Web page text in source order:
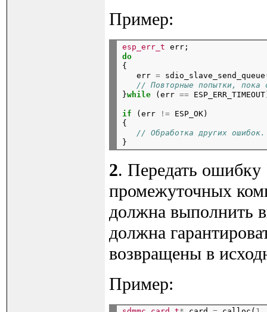
Пример:
esp_err_t err;
do
{
   err
=
// Повторные попытки, пока
}while (err ==
if (err != ESP_OK)
{
// Обработка других ошибок.
2. Передать
промежуточных
должна выполнить
должна
возвращены в
Пример: